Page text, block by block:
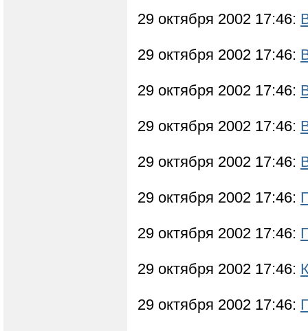
29 октября 2002 17:46:
29 октября 2002 17:46:
29 октября 2002 17:46:
29 октября 2002 17:46:
29 октября 2002 17:46:
29 октября 2002 17:46:
29 октября 2002 17:46:
29 октября 2002 17:46:
29 октября 2002 17:46: